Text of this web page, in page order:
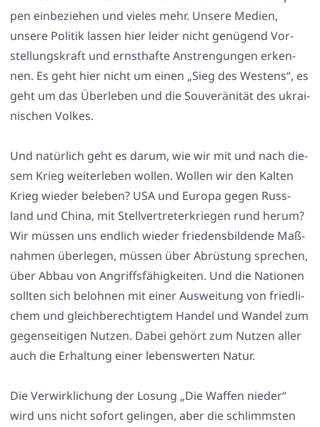
pen ein­be­zie­hen und vie­les mehr. Unse­re Medi­en,
unse­re Poli­tik las­sen hier lei­der nicht genü­gend Vor­
stel­lungs­kraft und ernst­haf­te Anstren­gun­gen erken­
nen. Es geht hier nicht um einen „Sieg des Wes­tens“, es
geht um das Über­le­ben und die Sou­ve­rä­ni­tät des ukrai­
ni­schen Vol­kes.
Und natür­lich geht es dar­um, wie wir mit und nach die­
sem Krieg wei­ter­le­ben wol­len. Wol­len wir den Kal­ten
Krieg wie­der bele­ben? USA und Euro­pa gegen Russ­
land und Chi­na, mit Stell­ver­tre­ter­krie­gen rund her­um?
Wir müs­sen uns end­lich wie­der frie­dens­bil­den­de Maß­
nah­men über­le­gen, müs­sen über Abrüs­tung spre­chen,
über Abbau von Angriffs­fä­hig­kei­ten. Und die Natio­nen
soll­ten sich beloh­nen mit einer Aus­wei­tung von fried­li­
chem und gleich­be­rech­tig­tem Han­del und Wan­del zum
gegen­sei­ti­gen Nut­zen. Dabei gehört zum Nut­zen aller
auch die Erhal­tung einer lebens­wer­ten Natur.
Die Ver­wirk­li­chung der Losung „Die Waf­fen nie­der“
wird uns nicht sofort gelin­gen, aber die schlimms­ten